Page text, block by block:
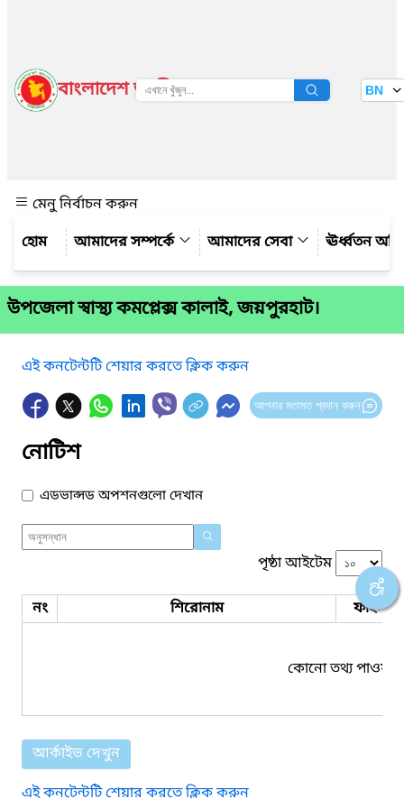
বাংলাদেশ জাতীয় তথ্য বাতায়ন BN
মেনু নির্বাচন করুন
আমাদের সম্পর্কে
আমাদের সেবা ঊর্ধ্বতন
উপজেলা স্বাস্থ্য কমপ্লেক্স কালাই, জয়পুরহাট।
এই কনটেন্টটি শেয়ার করতে ক্লিক করুন
আপনার মতামত প্রদান করুন
নোটিশ
এডভান্সড অপশনগুলো দেখান
পৃষ্ঠা আইটেম
নং শিরোনাম ফাইল
কোনো তথ্য পাওয়া
আর্কাইভ দেখুন
এই কনটেন্টটি শেয়ার করতে ক্লিক করুন